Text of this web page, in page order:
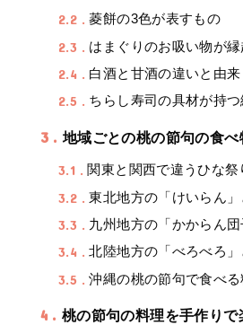
2.2 菱餅の3色が表すもの
2.3 はまぐりのお吸い物が
2.4 白酒と甘酒の違いと由来
2.5 ちらし寿司の具材が持
3 地域ごとの桃の節句の食べ
3.1 関東と関西で違うひな祭
3.2 東北地方の「けいらん」
3.3 九州地方の「かからん団
3.4 北陸地方の「べろべろ」
3.5 沖縄の桃の節句で食べる
4 桃の節句の料理を手作りで